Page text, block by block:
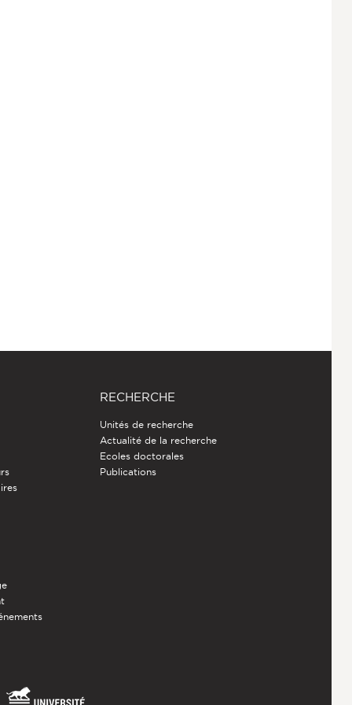
RECHERCHE
Unités de recherche
Actualité de la recherche
Ecoles doctorales
Publications